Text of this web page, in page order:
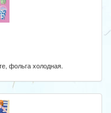
фольга холодная.